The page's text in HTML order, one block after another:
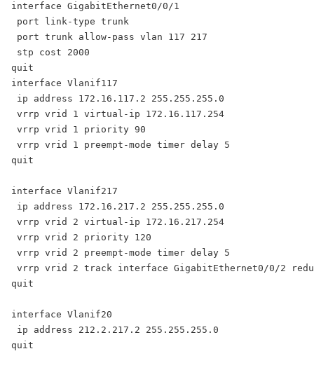
interface GigabitEthernet0/0/1
port link-type trunk
port trunk allow-pass vlan 117 217
stp cost 2000
quit
interface Vlanif117
ip address 172.16.117.2 255.255.255.0
vrrp vrid 1 virtual-ip 172.16.117.254
vrrp vrid 1 priority 90
vrrp vrid 1 preempt-mode timer delay 5
quit
interface Vlanif217
ip address 172.16.217.2 255.255.255.0
vrrp vrid 2 virtual-ip 172.16.217.254
vrrp vrid 2 priority 120
vrrp vrid 2 preempt-mode timer delay 5
vrrp vrid 2 track interface GigabitEthernet0/0/2
quit
interface Vlanif20
ip address 212.2.217.2 255.255.255.0
quit